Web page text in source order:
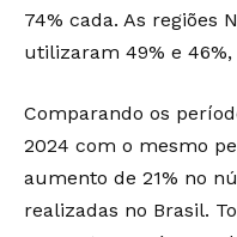
74% cada. As regiões
utilizaram 49% e
Comparando os
2024 com o mesmo
aumento de 21% no
realizadas no Brasil.